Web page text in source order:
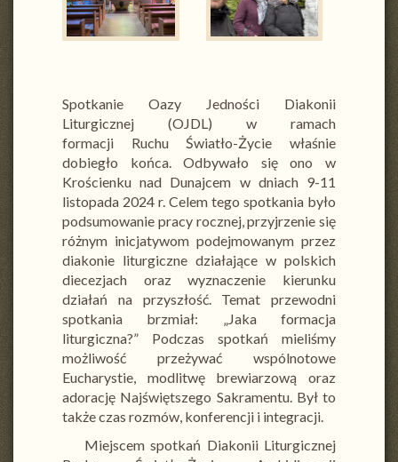
Spotkanie Oazy Jedności Diakonii
Liturgicznej (OJDL) w ramach
formacji Ruchu Światło-Życie właśnie
dobiegło końca. Odbywało się ono w
Krościenku nad Dunajcem w dniach 9-11
listopada 2024 r. Celem tego spotkania było
podsumowanie pracy rocznej, przyjrzenie się
różnym inicjatywom podejmowanym przez
diakonie liturgiczne działające w polskich
diecezjach oraz wyznaczenie kierunku
działań na przyszłość. Temat przewodni
spotkania brzmiał: „Jaka formacja
liturgiczna?” Podczas spotkań mieliśmy
możliwość przeżywać wspólnotowe
Eucharystie, modlitwę brewiarzową oraz
adorację Najświętszego Sakramentu. Był to
także czas rozmów, konferencji i integracji.
Miejscem spotkań Diakonii Liturgicznej